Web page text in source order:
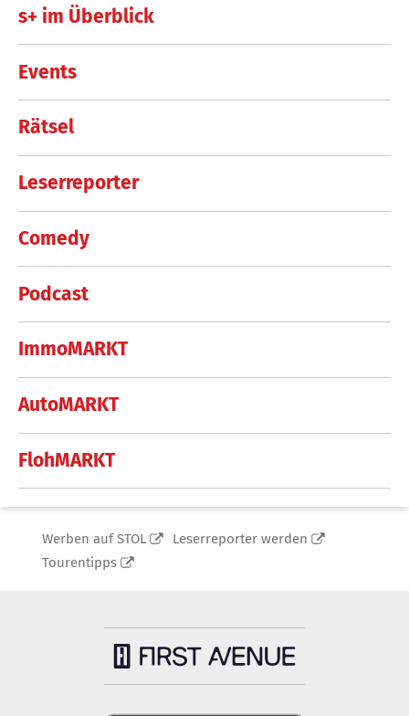
s+ im Überblick
Events
Rätsel
Leserreporter
Comedy
Podcast
ImmoMARKT
AutoMARKT
FlohMARKT
Werben auf STOL
Leserreporter werden
Tourentipps